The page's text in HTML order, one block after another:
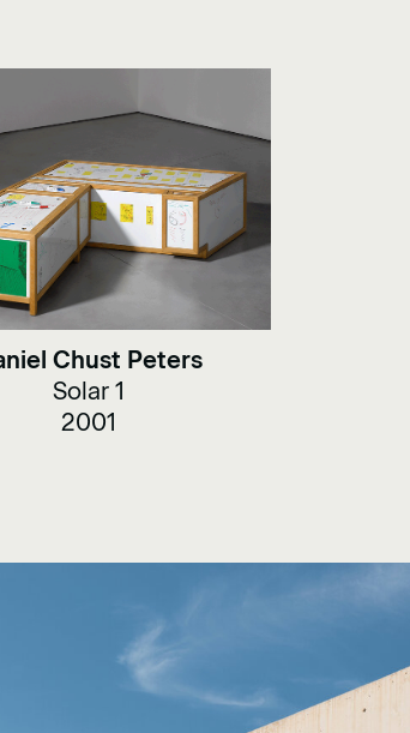
Chust Peters
Solar 1
2001